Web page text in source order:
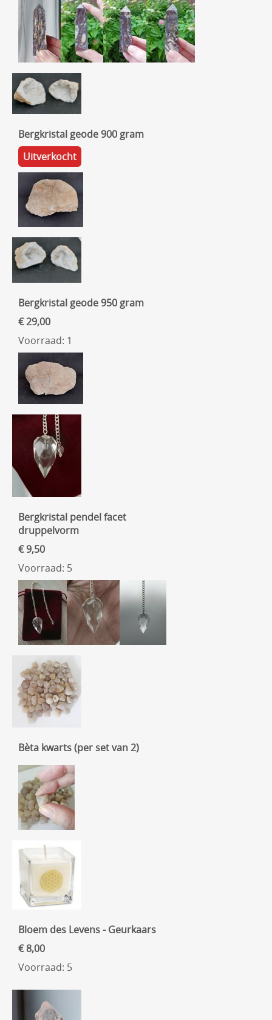
Bergkristal geode 900 gram
Uitverkocht
Bergkristal geode 950 gram
€ 29,00
Voorraad: 1
Bergkristal pendel facet
druppelvorm
€ 9,50
Voorraad: 5
Bèta kwarts (per set van 2)
Bloem des Levens - Geurkaars
€ 8,00
Voorraad: 5